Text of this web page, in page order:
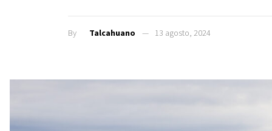
By Talcahuano 13 agosto, 2024